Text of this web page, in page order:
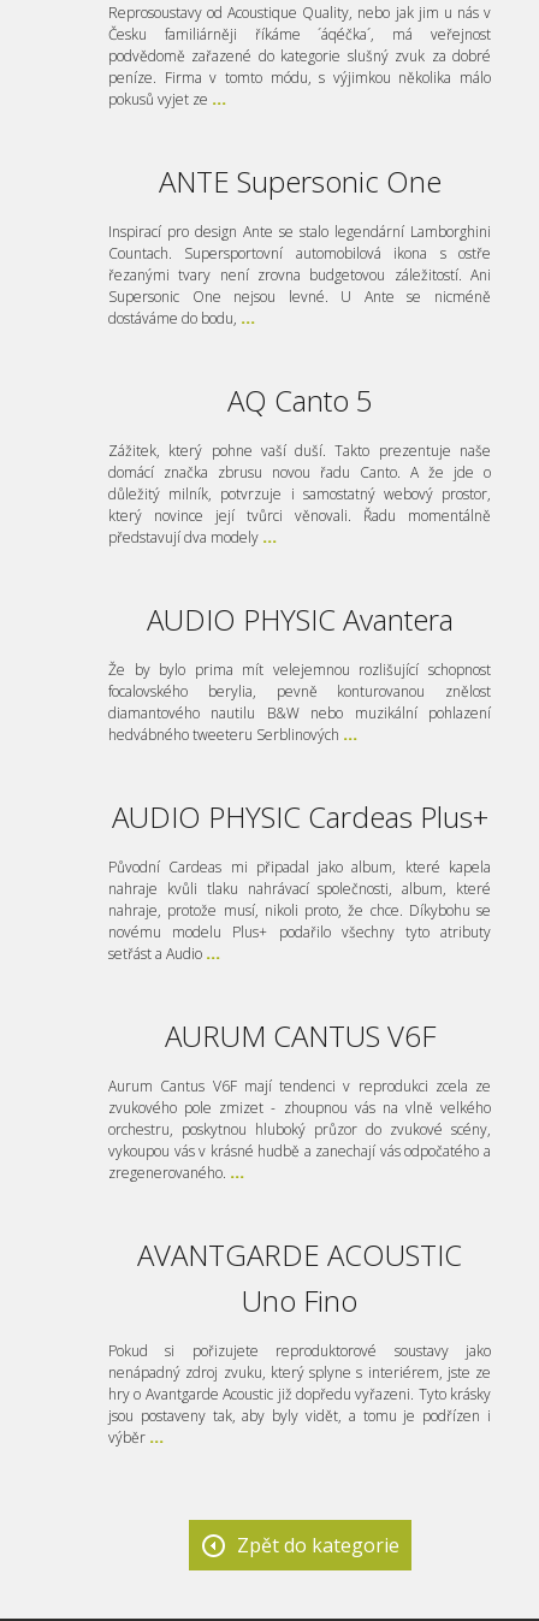
Reprosoustavy od Acoustique Quality, nebo jak jim u nás v
Česku familiárněji říkáme ´áqéčka´, má veřejnost
podvědomě zařazené do kategorie slušný zvuk za dobré
peníze. Firma v tomto módu, s výjimkou několika málo
pokusů vyjet ze ...
ANTE Supersonic One
Inspirací pro design Ante se stalo legendární Lamborghini
Countach. Supersportovní automobilová ikona s ostře
řezanými tvary není zrovna budgetovou záležitostí. Ani
Supersonic One nejsou levné. U Ante se nicméně
dostáváme do bodu, ...
AQ Canto 5
Zážitek, který pohne vaší duší. Takto prezentuje naše
domácí značka zbrusu novou řadu Canto. A že jde o
důležitý milník, potvrzuje i samostatný webový prostor,
který novince její tvůrci věnovali. Řadu momentálně
představují dva modely ...
AUDIO PHYSIC Avantera
Že by bylo prima mít velejemnou rozlišující schopnost
focalovského berylia, pevně konturovanou znělost
diamantového nautilu B&W nebo muzikální pohlazení
hedvábného tweeteru Serblinových ...
AUDIO PHYSIC Cardeas Plus+
Původní Cardeas mi připadal jako album, které kapela
nahraje kvůli tlaku nahrávací společnosti, album, které
nahraje, protože musí, nikoli proto, že chce. Díkybohu se
novému modelu Plus+ podařilo všechny tyto atributy
setřást a Audio ...
AURUM CANTUS V6F
Aurum Cantus V6F mají tendenci v reprodukci zcela ze
zvukového pole zmizet - zhoupnou vás na vlně velkého
orchestru, poskytnou hluboký průzor do zvukové scény,
vykoupou vás v krásné hudbě a zanechají vás odpočatého a
zregenerovaného. ...
AVANTGARDE ACOUSTIC
Uno Fino
Pokud si pořizujete reproduktorové soustavy jako
nenápadný zdroj zvuku, který splyne s interiérem, jste ze
hry o Avantgarde Acoustic již dopředu vyřazeni. Tyto krásky
jsou postaveny tak, aby byly vidět, a tomu je podřízen i
výběr ...
Zpět do kategorie